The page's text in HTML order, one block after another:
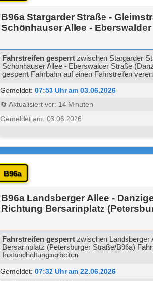
B96a Stargarder Straße -
Schönhauser Allee -
Fahrstreifen gesperrt zwischen Stargarder
Schönhauser Allee - Eberswalder Straße
gesperrt Fahrbahn auf einen Fahrstreifen
Gemeldet: 07:53 Uhr am 03.06.2026
🔄 Aktualisiert vor: 14 Minuten
Gemeldet am: 03.06.2026
B96a
B96a Landsberger Allee -
Richtung Bersarinplatz
Fahrstreifen gesperrt zwischen Landsberger
Bersarinplatz (Petersburger Straße/B96a)
Instandhaltungsarbeiten
Gemeldet: 07:32 Uhr am 22.06.2026